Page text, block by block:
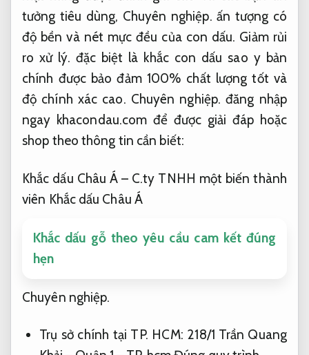
Giá khắc dấuhoàn hảo có thị trường.Đội
ngũ giàu kinh nghiệm.
Tư vấn.
Nội dung tham khảo shop khắc con dấu sao y
bản chính tại Khắc dấu Châu Á
Tối ưu chi phí.
là gọi nhận khắccon dấu sao y bản chính tối ưu
ổn định.Lộ trình. Linh hoạt theo yêu cầu.Các
mặt hàng được đánh giá cao và các bạn tin
độ bền và nét mực đều của con dấu.
chính được bảo đảm 100% chất lượng tốt và